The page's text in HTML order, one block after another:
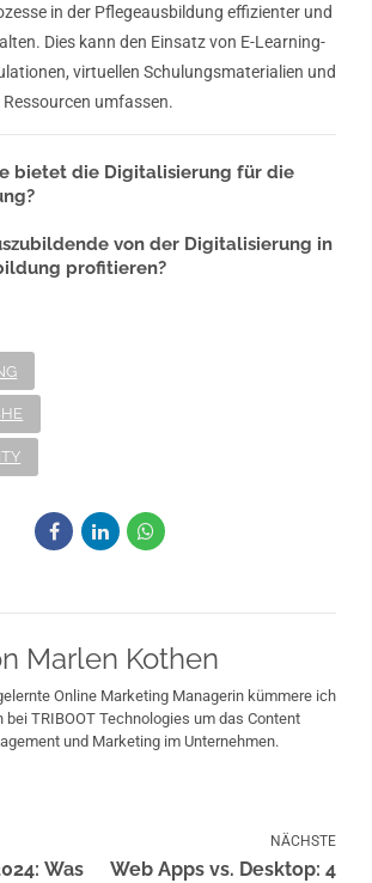
in der Pflegeausbildung effizienter und
Dies kann den Einsatz von E-Learning-
virtuellen Schulungsmaterialien und
umfassen.
bietet die Digitalisierung für die
von der Digitalisierung in
profitieren?
Marlen Kothen
Online Marketing Managerin kümmere ich
bei TRIBOOT Technologies um das Content
und Marketing im Unternehmen.
Was
NÄCHSTE
Web Apps vs. Desktop: 4